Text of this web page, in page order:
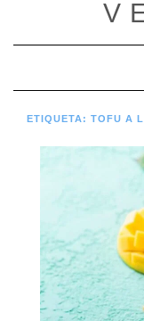
contenido
ETIQUETA: TOFU A